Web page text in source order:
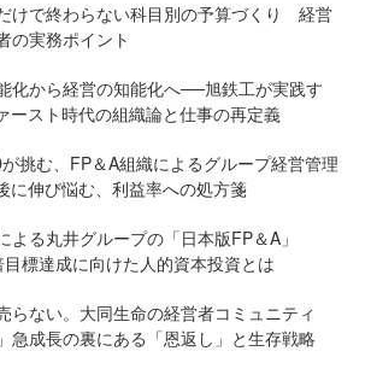
けで終わらない科目別の予算づくり 経営
の実務ポイント
化から経営の知能化へ──旭鉄工が実践す
ースト時代の組織論と仕事の再定義
挑む、FP＆A組織によるグループ経営管理
に伸び悩む、利益率への処方箋
よる丸井グループの「日本版FP＆A」
標達成に向けた人的資本投資とは
らない。大同生命の経営者コミュニティ
急成長の裏にある「恩返し」と生存戦略